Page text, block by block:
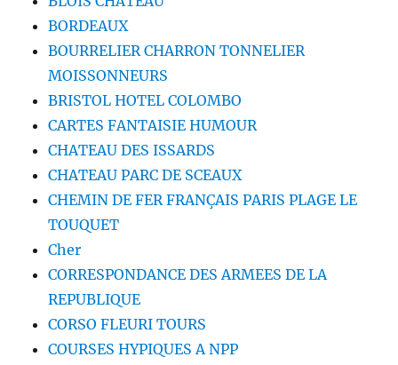
BORDEAUX
BOURRELIER CHARRON TONNELIER
MOISSONNEURS
BRISTOL HOTEL COLOMBO
CARTES FANTAISIE HUMOUR
CHATEAU DES ISSARDS
CHATEAU PARC DE SCEAUX
CHEMIN DE FER FRANÇAIS PARIS PLAGE LE
TOUQUET
Cher
CORRESPONDANCE DES ARMEES DE LA
REPUBLIQUE
CORSO FLEURI TOURS
COURSES HYPIQUES A NPP